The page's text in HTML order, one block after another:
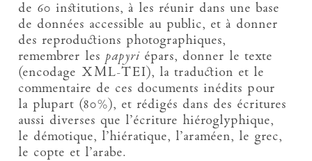
de 60 institutions, à les réunir dans une base
de données accessible au public, et à donner
des reproductions photographiques,
remembrer les papyriépars, donner le texte
(encodage XML-TEI), la traduction et le
commentaire de ces documents inédits pour
la plupart (80%), et rédigés dans des écritures
aussi diverses que l’écriture hiéroglyphique,
le démotique, l’hiératique, l’araméen, le grec,
le copte et l’arabe.